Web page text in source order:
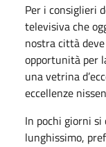
Per i consiglieri
televisiva che
nostra città
opportunità per
una vetrina
eccellenze
In pochi giorni
lunghissimo,